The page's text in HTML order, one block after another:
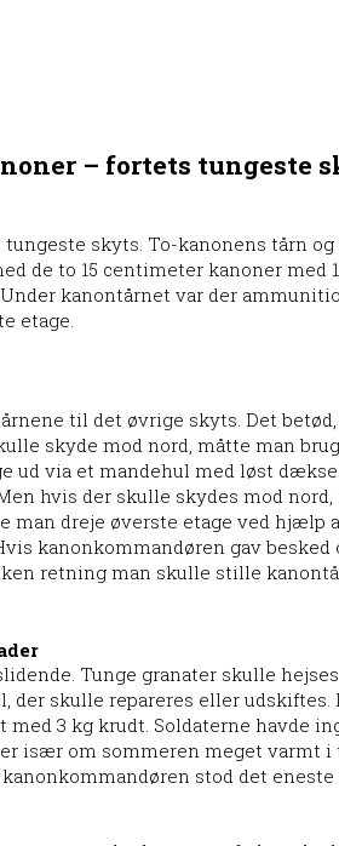
– fortets tungeste
skyts. To-kanonens tårn
de to 15 centimeter kanoner
kanontårnet var der
etage.
til det øvrige skyts. Det
skyde mod nord, måtte man
ud via et mandehul med løst
hvis der skulle skydes mod
man dreje øverste etage ved hjælp
kanonkommandøren gav
retning man skulle stille
Tunge granater skulle
der skulle repareres eller
med 3 kg krudt. Soldaterne havde
især om sommeren meget varmt i
stod det eneste